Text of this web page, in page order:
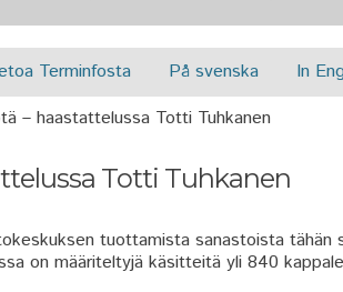
Terminfosta På svenska In
– haastattelussa Totti Tuhkanen
Totti Tuhkanen
tuottamista sanastoista tähän
on määriteltyjä käsitteitä yli 840